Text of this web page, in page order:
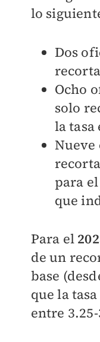
lo
Dos
Ocho
solo
la tasa
Nueve
para
que
Para el
de un
base
que la
entre